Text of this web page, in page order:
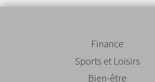
Finance
Sports et Loisirs
Bien-être